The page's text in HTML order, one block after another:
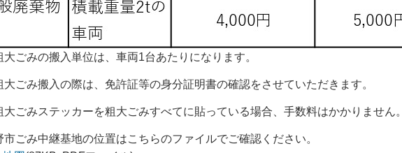
ごみの搬入単位は、車両1台あたりになります。
ごみ搬入の際は、免許証等の身分証明書の確認をさせていただきます。
ごみステッカーを粗大ごみすべてに貼っている場合、手数料はかかりません。
市ごみ中継基地の位置はこちらのファイルでご確認ください。